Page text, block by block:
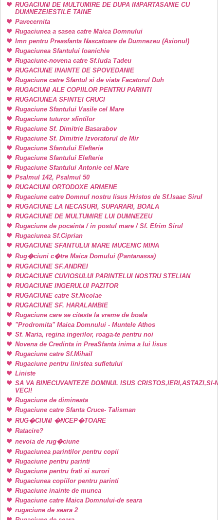
RUGACIUNI DE MULTUMIRE DE DUPA IMPARTASANIE CU
DUMNEZEIESTILE TAINE
Pavecernita
Rugaciunea a sasea catre Maica Domnului
Imn pentru Preasfanta Nascatoare de Dumnezeu (Axionul)
Rugaciunea Sfantului Ioanichie
Rugaciune-novena catre Sf.Iuda Tadeu
RUGACIUNE INAINTE DE SPOVEDANIE
Rugaciune catre Sfantul si de viata Facatorul Duh
RUGACIUNI ALE COPIILOR PENTRU PARINTI
RUGACIUNEA SFINTEI CRUCI
Rugaciune Sfantului Vasile cel Mare
Rugaciune tuturor sfintilor
Rugaciune Sf. Dimitrie Basarabov
Rugaciune Sf. Dimitrie Izvoratorul de Mir
Rugaciune Sfantului Elefterie
Rugaciune Sfantului Elefterie
Rugaciune Sfantului Antonie cel Mare
Psalmul 142, Psalmul 50
RUGACIUNI ORTODOXE ARMENE
Rugaciune catre Domnul nostru Iisus Hristos de Sf.Isaac Sirul
RUGACIUNE LA NECASURI, SUPARARI, BOALA
RUGACIUNE DE MULTUMIRE LUI DUMNEZEU
Rugaciune de pocainta / in postul mare / Sf. Efrim Sirul
Rugaciunea Sf.Ciprian
RUGACIUNE SFANTULUI MARE MUCENIC MINA
Rug�ciuni c�tre Maica Domului (Pantanassa)
RUGACIUNE SF.ANDREI
RUGACIUNE CUVIOSULUI PARINTELUI NOSTRU STELIAN
RUGACIUNE INGERULUI PAZITOR
RUGACIUNE catre Sf.Nicolae
RUGACIUNE SF. HARALAMBIE
Rugaciune care se citeste la vreme de boala
"Prodromita" Maica Domnului - Muntele Athos
Sf. Maria, regina ingerilor, roaga-te pentru noi
Novena de Credinta in PreaSfanta inima a lui Iisus
Rugaciune catre Sf.Mihail
Rugaciune pentru linistea sufletului
Liniste
SA VA BINECUVANTEZE DOMNUL ISUS CRISTOS,IERI,ASTAZI,SI-
VECI!
Rugaciune de dimineata
Rugaciune catre Sfanta Cruce- Talisman
RUG�CIUNI �NCEP�TOARE
Ratacire?
nevoia de rug�ciune
Rugaciunea parintilor pentru copii
Rugaciune pentru parinti
Rugaciune pentru frati si surori
Rugaciunea copiilor pentru parinti
Rugaciune inainte de munca
Rugaciune catre Maica Domnului-de seara
rugaciune de seara 2